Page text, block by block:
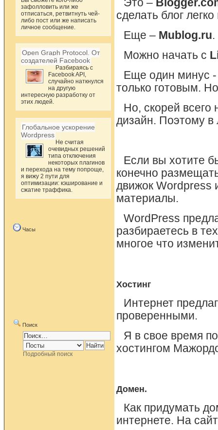
зафолловить или же
отписаться, ретвитнуть чей-
либо пост или же написать
личное сообщение.
Open Graph Protocol. От
создателей Facebook
Разбираясь с
Facebook API,
случайно наткнулся
на другую
интересную разработку от
этих людей.
Глобальное ускорение
Wordpress
Не считая
очевидных решений
типа отключения
некоторых плагинов
и перехода на тему попроще,
я вижу 2 пути для
оптимизации: кэширование и
сжатие траффика.
Часы
Поиск
Подробный поиск
Это –
сделать блог
Еще – Mublog.ru
Можно начать с
Еще один минус -
только готовым.
Но, скорей всего
дизайн. Поэтому в
Если вы хотите
конечно
движок Wordpress
материалы.
WordPress
разбираетесь в
многое что
Хостинг
Интернет
проверенными.
Я в свое время
хостингом
Домен.
Как придумать
интернете. На